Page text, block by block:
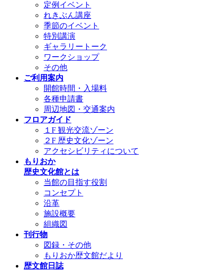
定例イベント
れきぶん講座
季節のイベント
特別講演
ギャラリートーク
ワークショップ
その他
ご利用案内
開館時間・入場料
各種申請書
周辺地図・交通案内
フロアガイド
１F 観光交流ゾーン
２F 歴史文化ゾーン
アクセシビリティについて
もりおか
歴史文化館とは
当館の目指す役割
コンセプト
沿革
施設概要
組織図
刊行物
図録・その他
もりおか歴文館だより
歴文館日誌